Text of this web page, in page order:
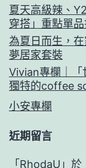
夏天高級辣、
穿搭」重點單
為夏日而生，
夢居家套裝
Vivian專欄｜「
獨特的coffee
小安專欄
近期留言
「 RhodaU 」於